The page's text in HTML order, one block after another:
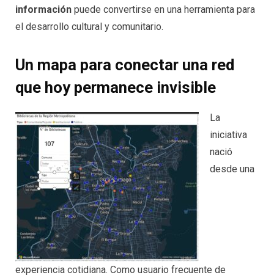
información puede convertirse en una herramienta para
el desarrollo cultural y comunitario.
Un mapa para conectar una red
que hoy permanece invisible
La
iniciativa
nació
desde una
experiencia cotidiana. Como usuario frecuente de